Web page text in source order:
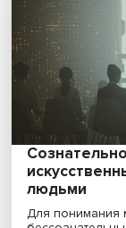
Переход
уровень
все сферы